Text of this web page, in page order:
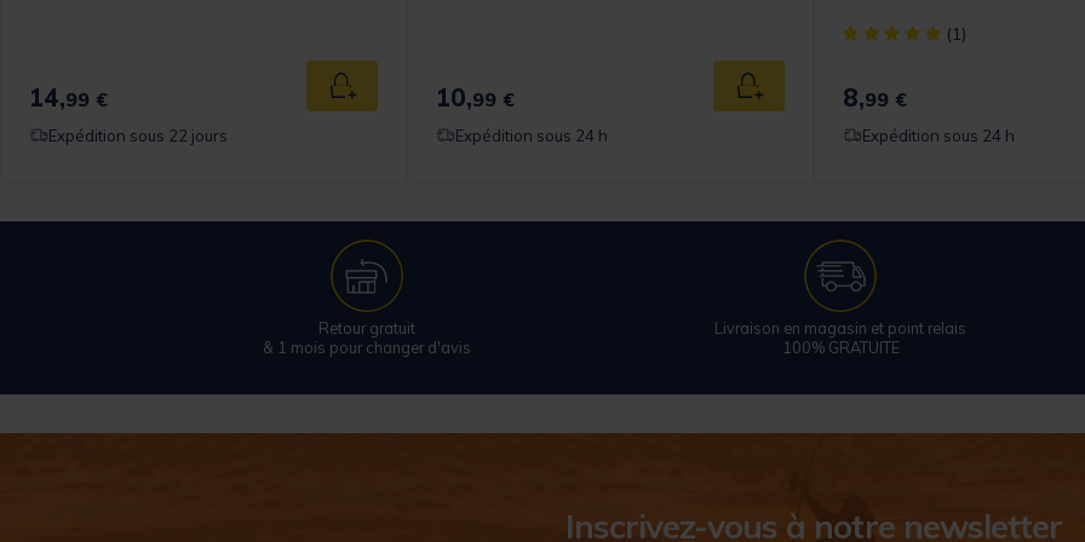
panier
14,99 € Ajouter au panier
Expédition sous 22 jours
10,99 € Ajouter au panier
Expédition sous 24 h
[object Object] out of 5
(1)
8,99 €
Expédition sous 24 h
Retour gratuit
& 1 mois pour changer d'avis
Livraison en magasin et point relais
100% GRATUITE
Inscrivez-vous à notre newsletter